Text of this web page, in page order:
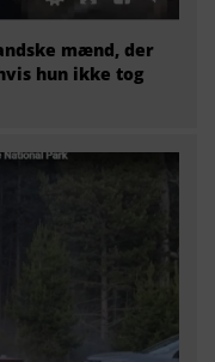
mænd, der
hun ikke tog